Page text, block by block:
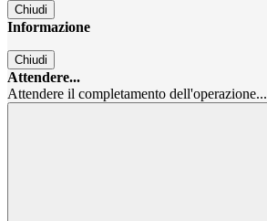
Chiudi
Informazione
Chiudi
Attendere...
Attendere il completamento dell'operazione...